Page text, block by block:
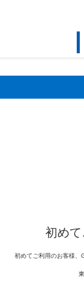
初め
初めてご利用のお客様、